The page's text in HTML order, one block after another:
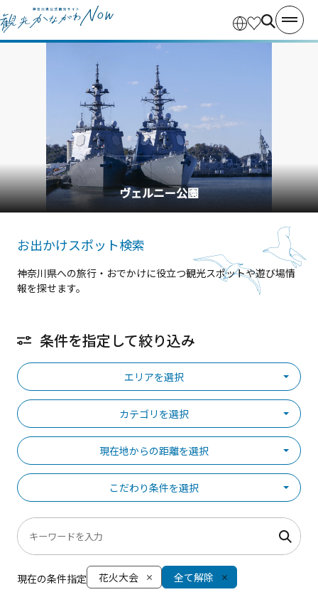
ヴェルニー公園
お出かけスポット検索
神奈川県への旅行・おでかけに役立つ観光スポットや遊び場情
報を探せます。
条件を指定して絞り込み
エリアを選択
カテゴリを選択
現在地からの距離を選択
こだわり条件を選択
現在の条件指定 花火大会 全て解除